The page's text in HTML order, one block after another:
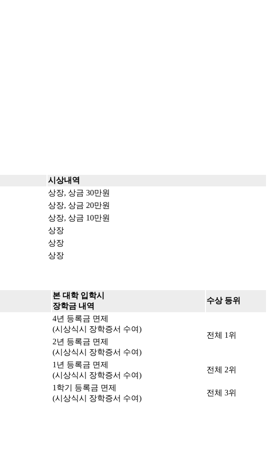
시상내역
상장, 상금 30만원
상장, 상금 20만원
상장, 상금 10만원
상장
상장
상장
본 대학 입학시
장학금 내역
수상 등위
4년 등록금 면제
(시상식시 장학증서 수여)
전체 1위
2년 등록금 면제
(시상식시 장학증서 수여)
1년 등록금 면제
(시상식시 장학증서 수여)
전체 2위
1학기 등록금 면제
(시상식시 장학증서 수여)
전체 3위